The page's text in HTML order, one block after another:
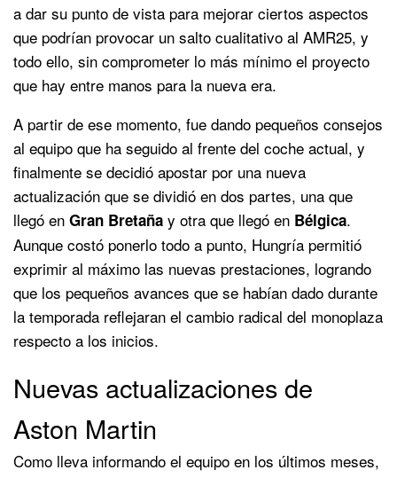
a dar su punto de vista para mejorar ciertos aspectos
que podrían provocar un salto cualitativo al AMR25, y
todo ello, sin comprometer lo más mínimo el proyecto
que hay entre manos para la nueva era.
A partir de ese momento, fue dando pequeños consejos
al equipo que ha seguido al frente del coche actual, y
finalmente se decidió apostar por una nueva
actualización que se dividió en dos partes, una que
llegó en Gran Bretaña y otra que llegó en Bélgica.
Aunque costó ponerlo todo a punto, Hungría permitió
exprimir al máximo las nuevas prestaciones, logrando
que los pequeños avances que se habían dado durante
la temporada reflejaran el cambio radical del monoplaza
respecto a los inicios.
Nuevas actualizaciones de
Aston Martin
Como lleva informando el equipo en los últimos meses,